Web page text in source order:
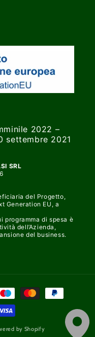
2022 –
settembre 2021
SRL
del Progetto,
Generation EU, a
programma di spesa è
dell’Azienda,
del business.
by Shopify